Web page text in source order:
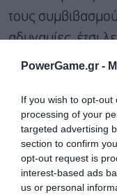
PowerGame.gr -
If you wish to opt-
processing of your
targeted advertising
section to confirm
opt-out request is
interest-based ads
us or personal
τους
αδυναμίες, έτσι
δημοκρατιών.
ικανότητα να
μέγεθος της
για να την
Και βέβαια, η πιο